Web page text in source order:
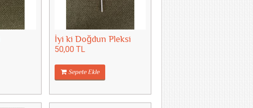
İyi ki Doğdun Pleksi
50,00 TL
Sepete Ekle